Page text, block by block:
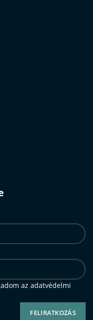
az adatvédelmi